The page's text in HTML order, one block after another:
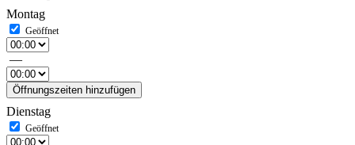
Montag
—
Öffnungszeiten hinzufügen
Dienstag